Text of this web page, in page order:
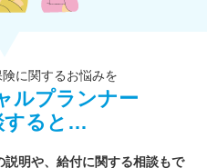
に関するお悩みを
ルプランナー
すると…
明や、給付に関する相談もで